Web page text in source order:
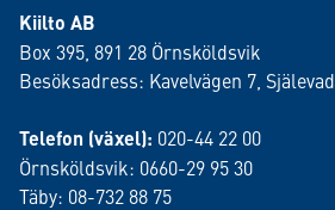
Kiilto AB
Box 395, 891 28 Örnsköldsvik
Besöksadress: Kavelvägen 7, Själevad
Telefon (växel): 020-44 22 00
Örnsköldsvik: 0660-29 95 30
Täby: 08-732 88 75